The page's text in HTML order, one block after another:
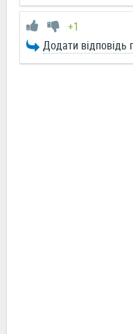
+1
Додати відповідь